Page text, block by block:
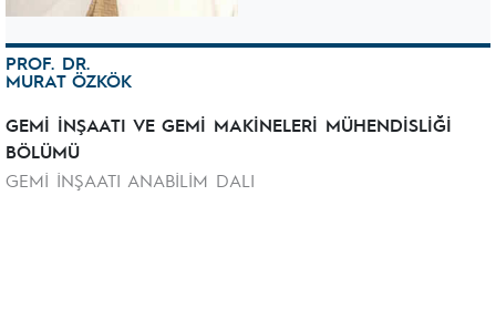
PROF. DR.
MURAT ÖZKÖK
GEMİ İNŞAATI VE GEMİ MAKİNELERİ MÜHENDİSLİĞİ
BÖLÜMÜ
GEMİ İNŞAATI ANABİLİM DALI